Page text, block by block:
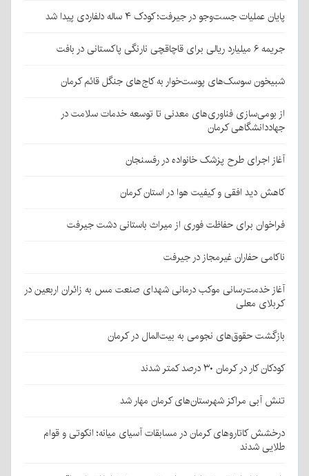
پایان عملیات جست‌وجو در جیرفت؛ کودک ۴ ساله دلفاردی پیدا شد
جریمه ۶ میلیارد ریالی برای قاچاقچی نارنگی پاکستانی در بافت
شبیخون سوسک‌های پوست‌خوار به کاج‌های جنگل قائم کرمان
از بومی‌سازی فناوری‌های معدنی تا توسعه خدمات سلامت در
جهاددانشگاهی کرمان
آغاز اجرای طرح پزشک خانواده در رفسنجان
کاهش دید افقی و کیفیت هوا در استان کرمان
فراخوان برای حفاظت فوری از میراث باستانی دشت جیرفت
ناکامی حفاران غیرمجاز در جیرفت
آغاز خدمت‌رسانی موکب درمانی شهدای صنعت مس به زائران اربعین در
کربلای معلی
بازگشت حقوق‌های نجومی به بیت‌المال در کرمان
کودکان کار در کرمان ۳۰ درصد کمتر شدند
تنش آبی مراکز شهرستان‌های کرمان مهار شد
درخشش کاتاروهای کرمان در مسابقات آسیای میانه؛ انکوتی و قوام
طلایی شدند